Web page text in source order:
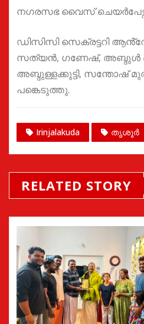
നഗരസഭ വൈസ്
ഡിസിസി സെക്രട്ടറി
സത്യൻ, ഗണേഷ്, അബ്ദുൾ
അബ്ദുള്ളക്കുട്ടി, സന്തോഷ്
പങ്കെടുത്തു.
Irinjalakuda തൃശൂർ
RELATED STORY